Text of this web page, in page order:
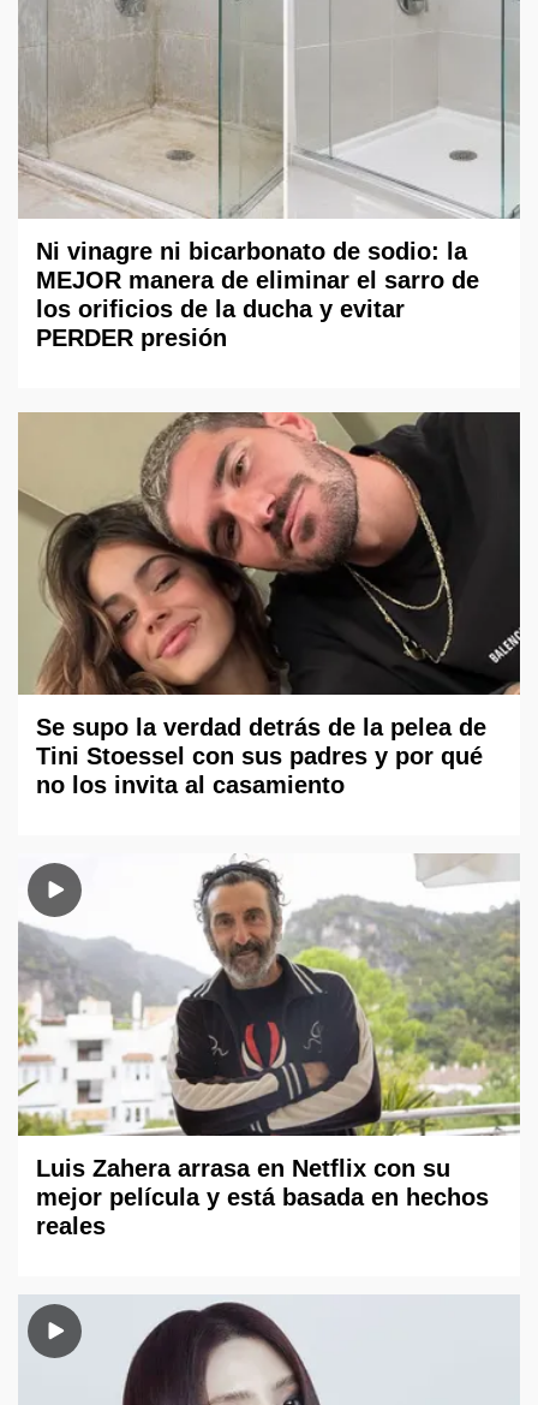
Ni vinagre ni bicarbonato de sodio: la
MEJOR manera de eliminar el sarro de
los orificios de la ducha y evitar
PERDER presión
Se supo la verdad detrás de la pelea de
Tini Stoessel con sus padres y por qué
no los invita al casamiento
Luis Zahera arrasa en Netflix con su
mejor película y está basada en hechos
reales